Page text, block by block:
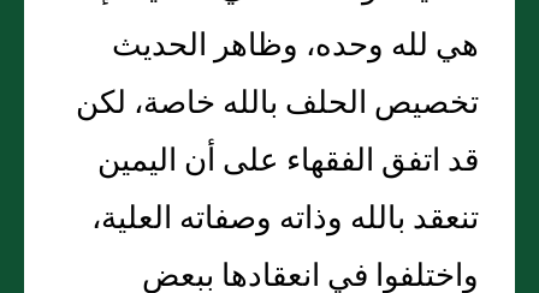
هي لله وحده، وظاهر الحديث
تخصيص الحلف بالله خاصة، لكن
قد اتفق الفقهاء على أن اليمين
تنعقد بالله وذاته وصفاته العلية،
واختلفوا في انعقادها ببعض